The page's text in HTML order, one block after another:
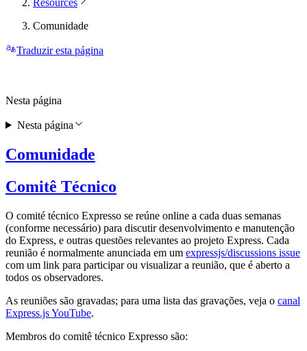
Resources
Comunidade
Traduzir esta página
Comunidade
Comitê Técnico
O comité técnico Expresso se reúne online a cada duas semanas
(conforme necessário) para discutir desenvolvimento e manutenção
do Express, e outras questões relevantes ao projeto Express. Cada
reunião é normalmente anunciada em um expressjs/discussions issue
com um link para participar ou visualizar a reunião, que é aberto a
todos os observadores.
As reuniões são gravadas; para uma lista das gravações, veja o canal
Express.js YouTube.
Membros do comitê técnico Expresso são:
Nesta página
Nesta página